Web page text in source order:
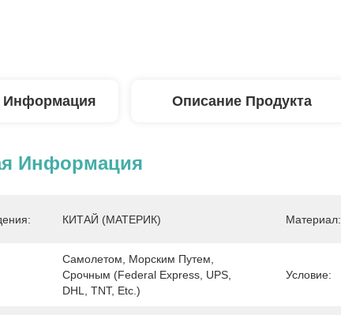
Информация Описание Продукта
Информация
КИТАЙ (МАТЕРИК) Материал:
Самолетом, Морским Путем,
Срочным (Federal Express, UPS,
DHL, TNT, Etc.)
Условие: